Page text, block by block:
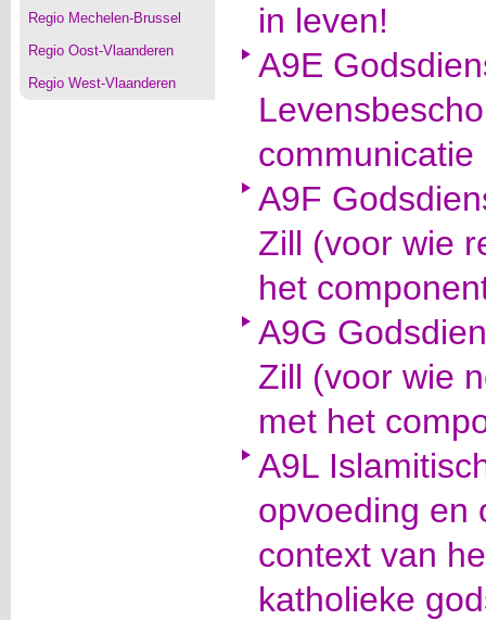
Regio Mechelen-Brussel
Regio Oost-Vlaanderen
Regio West-Vlaanderen
in leven!
A9E
A9F
Zill (voor wie
het
A9G
Zill (voor wie
met het
A9L
opvoeding en
context van
katholieke